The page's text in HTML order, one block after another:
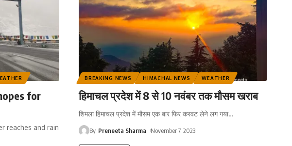
for
reaches and rain
BREAKING NEWS HIMACHAL NEWS WEATHER
हिमाचल प्रदेश में 8 से 10 नवंबर तक मौसम खराब
शिमला हिमाचल प्रदेश में मौसम एक बार फिर करवट लेने लग गया…
By Preneeta Sharma November 7, 2023